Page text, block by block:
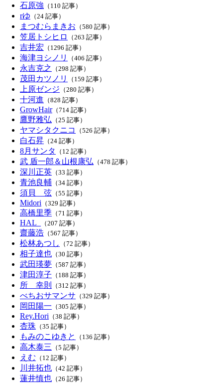
石原強 （110 記事）
rゆ （24 記事）
まつむらまきお （580 記事）
笠居トシヒロ （263 記事）
吉井宏 （1296 記事）
海津ヨシノリ （406 記事）
永吉克之 （298 記事）
茂田カツノリ （159 記事）
上原ゼンジ （280 記事）
十河進 （828 記事）
GrowHair（714 記事）
鷹野雅弘 （25 記事）
ヤマシタクニコ （526 記事）
白石昇 （24 記事）
8月サンタ （12 記事）
武 盾一郎＆山根康弘 （478 記事）
深川正英 （33 記事）
青池良輔 （34 記事）
須貝 弦 （55 記事）
Midori （329 記事）
高橋里季 （71 記事）
HAL_ （207 記事）
齋藤浩 （567 記事）
松林あつし （72 記事）
相子達也 （30 記事）
武田瑛夢 （587 記事）
津田淳子 （188 記事）
所 幸則 （312 記事）
べちおサマンサ （329 記事）
岡田陽一 （305 記事）
Rey.Hori （38 記事）
杏珠 （35 記事）
もみのこゆきと （136 記事）
高木泰三 （5 記事）
えむ （12 記事）
川井拓也 （42 記事）
蓮井慎也 （26 記事）